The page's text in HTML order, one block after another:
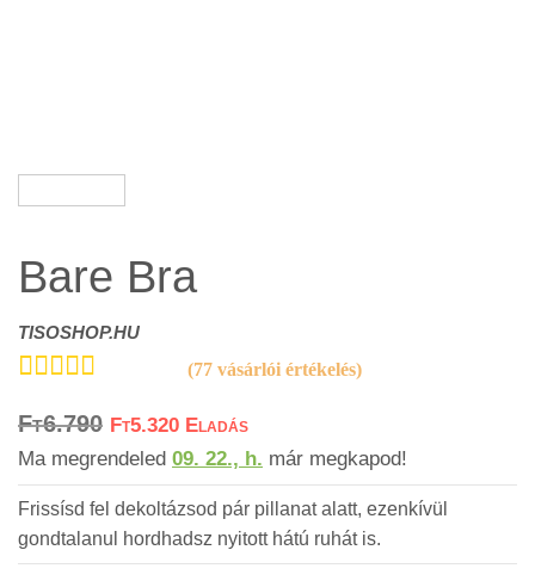
Bare Bra
TISOSHOP.HU
az 5-ből,
értékelés alapján
(77vásárlói értékelés)
Ft6.790 Ft5.320
Ma megrendeled 09. 22., h. már megkapod!
Frissísd fel dekoltázsod pár pillanat alatt, ezenkívül
gondtalanul hordhadsz nyitott hátú ruhát is.